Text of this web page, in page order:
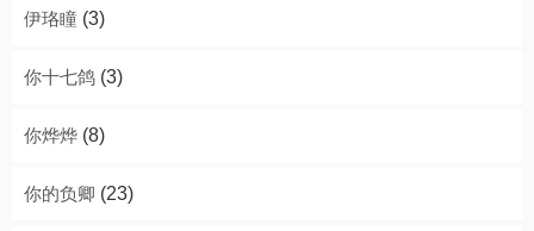
伊珞瞳 (3)
你十七鸽 (3)
你烨烨 (8)
你的负卿 (23)